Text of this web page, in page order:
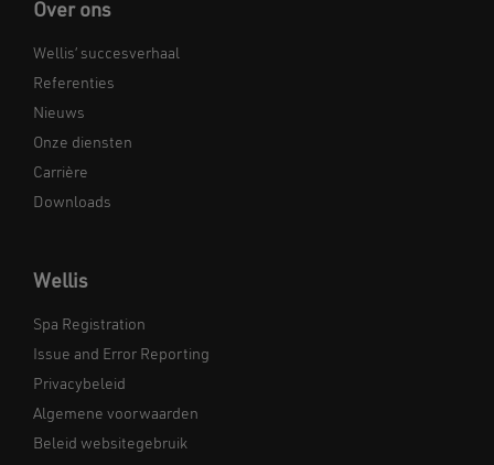
Over ons
Wellis’ succesverhaal
Referenties
Nieuws
Onze diensten
Carrière
Downloads
Wellis
Spa Registration
Issue and Error Reporting
Privacybeleid
Algemene voorwaarden
Beleid websitegebruik